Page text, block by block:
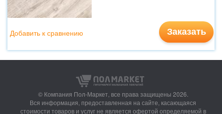
Заказать
Добавить к сравнению
© Компания Пол-Маркет, все права защищены 2026.
Вся информация, предоставленная на сайте, касающаяся
стоимости товаров и услуг не является офертой определяемой в